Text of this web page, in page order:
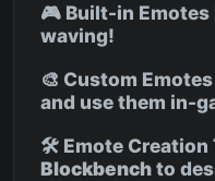
🎮 Built-in
waving!
🎨 Custom
and use them in-
🛠️ Emote Creation
Blockbenchto